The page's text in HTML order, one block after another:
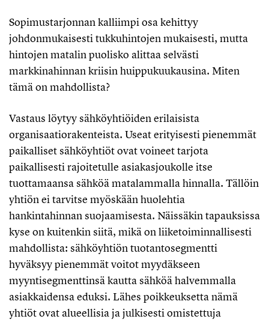
Sopimustarjonnan kalliimpi osa kehittyy
johdonmukaisesti tukkuhintojen mukaisesti, mutta
hintojen matalin puolisko alittaa selvästi
markkinahinnan kriisin huippukuukausina. Miten
tämä on mahdollista?
Vastaus löytyy sähköyhtiöiden erilaisista
organisaatiorakenteista. Useat erityisesti pienemmät
paikalliset sähköyhtiöt ovat voineet tarjota
paikallisesti rajoitetulle asiakasjoukolle itse
tuottamaansa sähköä matalammalla hinnalla. Tällöin
yhtiön ei tarvitse myöskään huolehtia
hankintahinnan suojaamisesta. Näissäkin tapauksissa
kyse on kuitenkin siitä, mikä on liiketoiminnallisesti
mahdollista: sähköyhtiön tuotantosegmentti
hyväksyy pienemmät voitot myydäkseen
myyntisegmenttinsä kautta sähköä halvemmalla
asiakkaidensa eduksi. Lähes poikkeuksetta nämä
yhtiöt ovat alueellisia ja julkisesti omistettuja